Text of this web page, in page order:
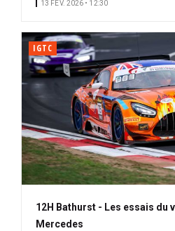
13 FÉV. 2026 • 12:30
IGTC
12H Bathurst - Les essais du
Mercedes